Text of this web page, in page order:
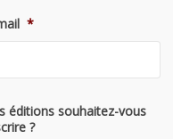
*
éditions souhaitez-vous
?